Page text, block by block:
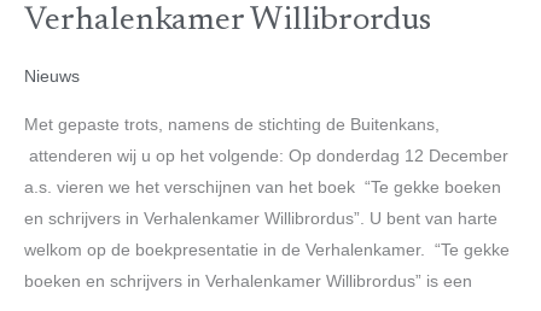
Verhalenkamer Willibrordus
Nieuws
Met gepaste trots, namens de stichting de Buitenkans,
attenderen wij u op het volgende: Op donderdag 12 December
a.s. vieren we het verschijnen van het boek “Te gekke boeken
en schrijvers in Verhalenkamer Willibrordus”. U bent van harte
welkom op de boekpresentatie in de Verhalenkamer. “Te gekke
boeken en schrijvers in Verhalenkamer Willibrordus” is een
en
in
Willibrordus